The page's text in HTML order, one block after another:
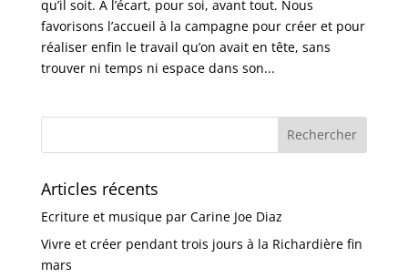
qu’il soit. À l’écart, pour soi, avant tout. Nous
favorisons l’accueil à la campagne pour créer et pour
réaliser enfin le travail qu’on avait en tête, sans
trouver ni temps ni espace dans son...
Articles récents
Ecriture et musique par Carine Joe Diaz
Vivre et créer pendant trois jours à la Richardière fin
mars